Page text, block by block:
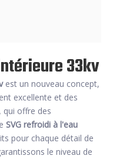
33kv
est un nouveau concept,
excellente et des
qui offre des
SVG refroidi à l'eau
pour chaque détail de
le niveau de